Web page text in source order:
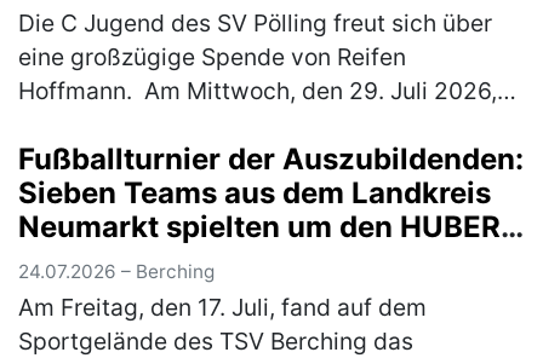
Die C Jugend des SV Pölling freut sich über
eine großzügige Spende von Reifen
Hoffmann. Am Mittwoch, den 29. Juli 2026,
Mannschaft übergeben. Der SV Pölling
bedank…(mehr)
Fußballturnier der Auszubildenden:
Sieben Teams aus dem Landkreis
Neumarkt spielten um den HUBER
Azubi-Cup
24.07.2026 – Berching
Am Freitag, den 17. Juli, fand auf dem
Sportgelände des TSV Berching das